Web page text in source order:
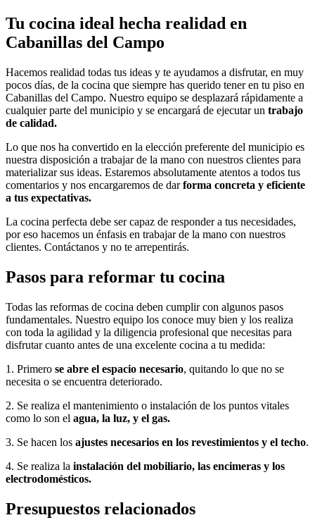
Tu cocina ideal hecha realidad en
Cabanillas del Campo
Hacemos realidad todas tus ideas y te ayudamos a disfrutar, en muy
pocos días, de la cocina que siempre has querido tener en tu piso en
Cabanillas del Campo. Nuestro equipo se desplazará rápidamente a
cualquier parte del municipio y se encargará de ejecutar un trabajo
de calidad.
Lo que nos ha convertido en la elección preferente del municipio es
nuestra disposición a trabajar de la mano con nuestros clientes para
materializar sus ideas. Estaremos absolutamente atentos a todos tus
comentarios y nos encargaremos de darforma concreta y eficiente
a tus expectativas.
La cocina perfecta debe ser capaz de responder a tus necesidades,
por eso hacemos un énfasis en trabajar de la mano con nuestros
clientes. Contáctanos y no te arrepentirás.
Pasos para reformar tu cocina
Todas las reformas de cocina deben cumplir con algunos pasos
fundamentales. Nuestro equipo los conoce muy bien y los realiza
con toda la agilidad y la diligencia profesional que necesitas para
disfrutar cuanto antes de una excelente cocina a tu medida:
1. Primero se abre el espacio necesario, quitando lo que no se
necesita o se encuentra deteriorado.
2. Se realiza el mantenimiento o instalación de los puntos vitales
como lo son el agua, la luz, y el gas.
3. Se hacen los ajustes necesarios en los revestimientos y el techo.
4. Se realiza la instalación del mobiliario, las encimeras y los
electrodomésticos.
Presupuestos relacionados